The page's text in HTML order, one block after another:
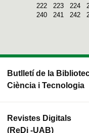
222
223 224
240
241 242
Butlletí de la
Ciència i Tecnologia
Revistes Digitals
(ReDi -UAB)